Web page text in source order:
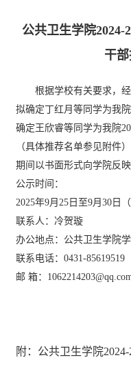
公共卫生学院2024-
干
根据学校有关要求，
拟确定丁红月 等同学为我院
确定 王欣睿等同学为我院
（具体推荐名单参见附件
期间以书面形式向学院反映
公示时间：
2025年9月25日至9月30日
联系人：冷贺璇
办公地点：公共卫生学院
联系电话： 0431-85619519
邮 箱：
附：公共卫生学院2024-